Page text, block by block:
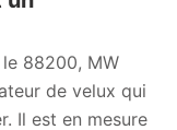
88200, MW
de velux qui
Il est en mesure